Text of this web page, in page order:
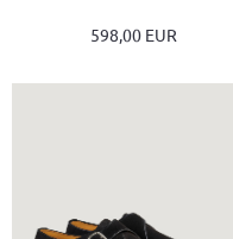
598,00 EUR